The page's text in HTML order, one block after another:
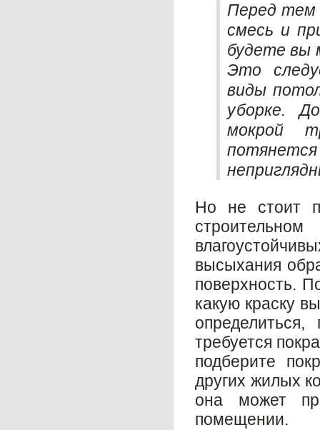
Перед тем
смесь и
будете вы
Это
виды
уборке.
мокрой
Но не стоит
высыхания
поверхность.
какую краску
требуется
подберите
других жилых
она может
помещении.